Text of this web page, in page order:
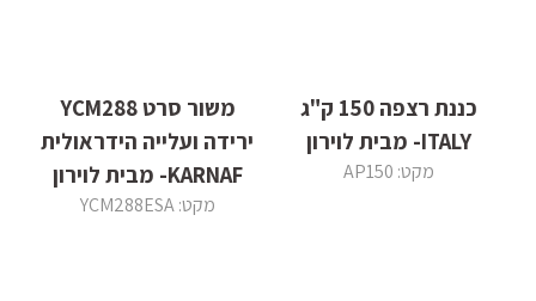
כננת רצפה 150 ק"ג
ITALY- מבית לוירון
מקט: AP150
משור סרט YCM288
ירידה ועלייה הידראולית
KARNAF- מבית לוירון
מקט: YCM288ESA